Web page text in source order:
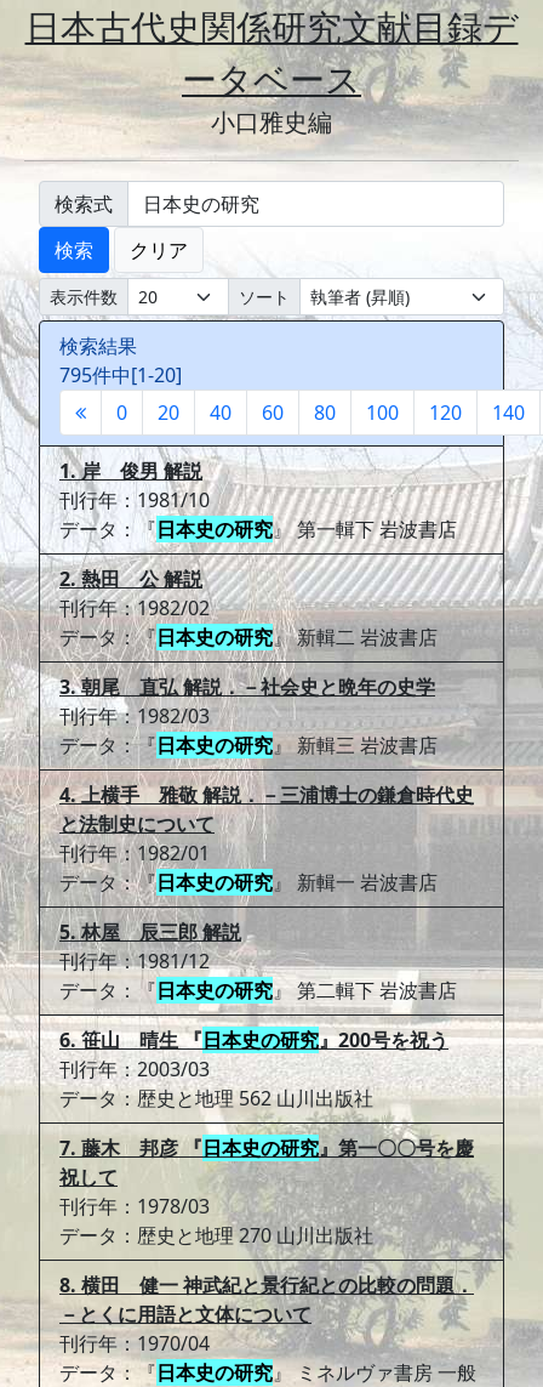
日本古代史関係研究文献目録デ
ータベース
小口雅史編
検索式
検索
クリア
表示件数 ソート
検索結果
795件中[1-20]
0
20 40 60 80 100 120 140
1. 岸 俊男 解説
刊行年：1981/10
データ：『日本史の研究』 第一輯下 岩波書店
2. 熱田 公 解説
刊行年：1982/02
データ：『日本史の研究』 新輯二 岩波書店
3. 朝尾 直弘 解説．－社会史と晩年の史学
刊行年：1982/03
データ：『日本史の研究』 新輯三 岩波書店
4. 上横手 雅敬 解説．－三浦博士の鎌倉時代史
と法制史について
刊行年：1982/01
データ：『日本史の研究』 新輯一 岩波書店
5. 林屋 辰三郎 解説
刊行年：1981/12
データ：『日本史の研究』 第二輯下 岩波書店
6. 笹山 晴生 『日本史の研究』200号を祝う
刊行年：2003/03
データ：歴史と地理 562 山川出版社
7. 藤木 邦彦 『日本史の研究』第一〇〇号を慶
祝して
刊行年：1978/03
データ：歴史と地理 270 山川出版社
8. 横田 健一 神武紀と景行紀との比較の問題．
－とくに用語と文体について
刊行年：1970/04
データ：『日本史の研究』 ミネルヴァ書房 一般